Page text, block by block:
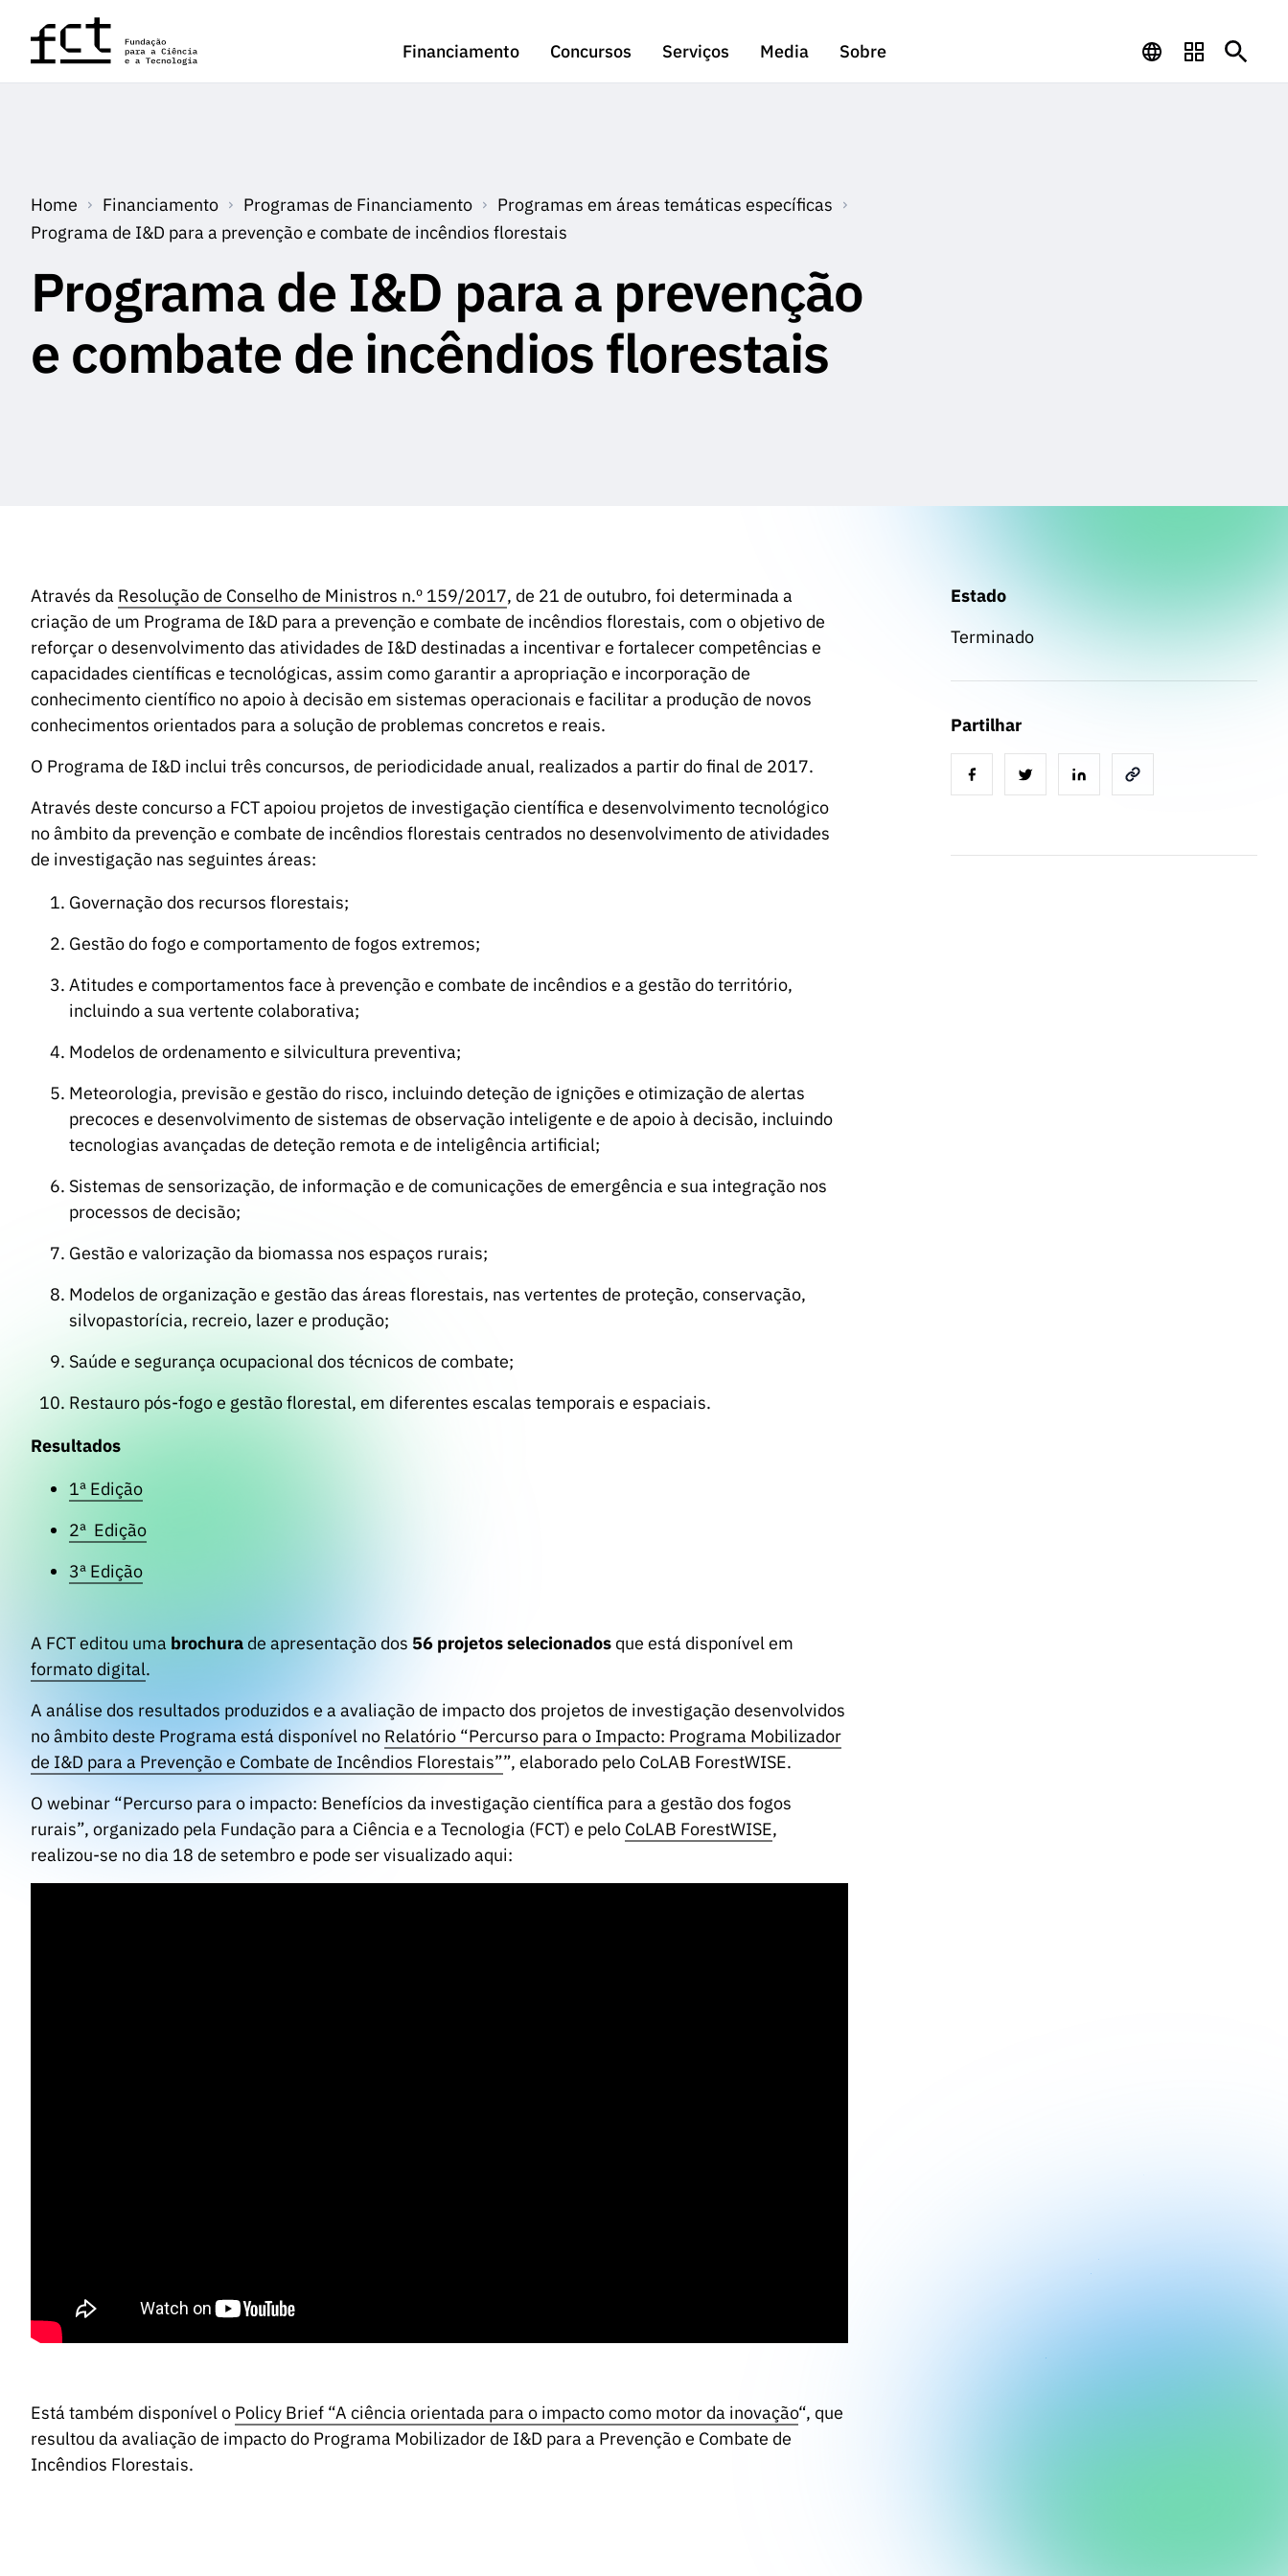
Saltar para o conteúdo principal
Financiamento
Concursos Serviços Media Sobre
Home Financiamento Programas de Financiamento
Programas em áreas temáticas específicas
Programa de I&D para a prevenção e combate de incêndios florestais
Programa de I&D para a prevenção
e combate de incêndios florestais
Através da Resolução de Conselho de Ministros n.º 159/2017, de 21 de outubro, foi determinada a
criação de um Programa de I&D para a prevenção e combate de incêndios florestais, com o objetivo de
reforçar o desenvolvimento das atividades de I&D destinadas a incentivar e fortalecer competências e
capacidades científicas e tecnológicas, assim como garantir a apropriação e incorporação de
conhecimento científico no apoio à decisão em sistemas operacionais e facilitar a produção de novos
conhecimentos orientados para a solução de problemas concretos e reais.
O Programa de I&D inclui três concursos, de periodicidade anual, realizados a partir do final de 2017.
Através deste concurso a FCT apoiou projetos de investigação científica e desenvolvimento tecnológico
no âmbito da prevenção e combate de incêndios florestais centrados no desenvolvimento de atividades
de investigação nas seguintes áreas:
Governação dos recursos florestais;
Gestão do fogo e comportamento de fogos extremos;
Atitudes e comportamentos face à prevenção e combate de incêndios e a gestão do território,
incluindo a sua vertente colaborativa;
Modelos de ordenamento e silvicultura preventiva;
Meteorologia, previsão e gestão do risco, incluindo deteção de ignições e otimização de alertas
precoces e desenvolvimento de sistemas de observação inteligente e de apoio à decisão, incluindo
tecnologias avançadas de deteção remota e de inteligência artificial;
Sistemas de sensorização, de informação e de comunicações de emergência e sua integração nos
processos de decisão;
Gestão e valorização da biomassa nos espaços rurais;
Modelos de organização e gestão das áreas florestais, nas vertentes de proteção, conservação,
silvopastorícia, recreio, lazer e produção;
Saúde e segurança ocupacional dos técnicos de combate;
Restauro pós-fogo e gestão florestal, em diferentes escalas temporais e espaciais.
Resultados
1ª Edição
2ª Edição
3ª Edição
A FCT editou uma brochura de apresentação dos 56 projetos selecionados que está disponível em
formato digital.
A análise dos resultados produzidos e a avaliação de impacto dos projetos de investigação desenvolvidos
no âmbito deste Programa está disponível no Relatório “Percurso para o Impacto: Programa Mobilizador
de I&D para a Prevenção e Combate de Incêndios Florestais””, elaborado pelo CoLAB ForestWISE.
O webinar “Percurso para o impacto: Benefícios da investigação científica para a gestão dos fogos
rurais”, organizado pela Fundação para a Ciência e a Tecnologia (FCT) e pelo CoLAB ForestWISE,
realizou-se no dia 18 de setembro e pode ser visualizado aqui:
Está também disponível o Policy Brief “A ciência orientada para o impacto como motor da inovação“, que
resultou da avaliação de impacto do Programa Mobilizador de I&D para a Prevenção e Combate de
Incêndios Florestais.
Estado
Terminado
Partilhar